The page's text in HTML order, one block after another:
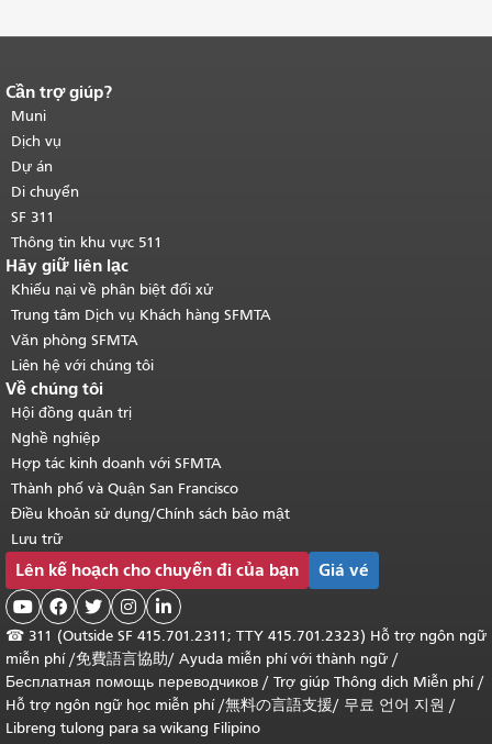
Kết thúc nội dung trang.
của trang này được lặp lại trên mọi
trang.Quay lại đầu trang nội dung
chính.
Cần trợ giúp?
Muni
Dịch vụ
Dự án
Di chuyển
SF 311
Thông tin khu vực 511
Hãy giữ liên lạc
Khiếu nại về phân biệt đối xử
Trung tâm Dịch vụ Khách hàng SFMTA
Văn phòng SFMTA
Liên hệ với chúng tôi
Về chúng tôi
Hội đồng quản trị
Nghề nghiệp
Hợp tác kinh doanh với SFMTA
Thành phố và Quận San Francisco
Điều khoản sử dụng/Chính sách bảo mật
Lưu trữ
Lên kế hoạch cho chuyến đi của bạn Giá vé
    
☎ 311 (Outside SF 415.701.2311; TTY 415.701.2323) Hỗ trợ ngôn ngữ
miễn phí /免費語言協助/ Ayuda miễn phí với thành ngữ /
Бесплатная помощь переводчиков / Trợ giúp Thông dịch Miễn phí/
Hỗ trợ ngôn ngữ học miễn phí/無料の言語支援/ 무료 언어 지원 /
Libreng tulong para sa wikang Filipino